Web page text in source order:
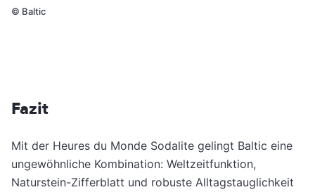
© Baltic
Fazit
Mit der Heures du Monde Sodalite gelingt Baltic eine
ungewöhnliche Kombination: Weltzeitfunktion,
Naturstein-Zifferblatt und robuste Alltagstauglichkeit